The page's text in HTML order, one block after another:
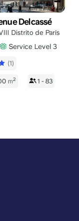
Delcassé
Distrito de París
Service Level 3
(1)
m2 1 - 83